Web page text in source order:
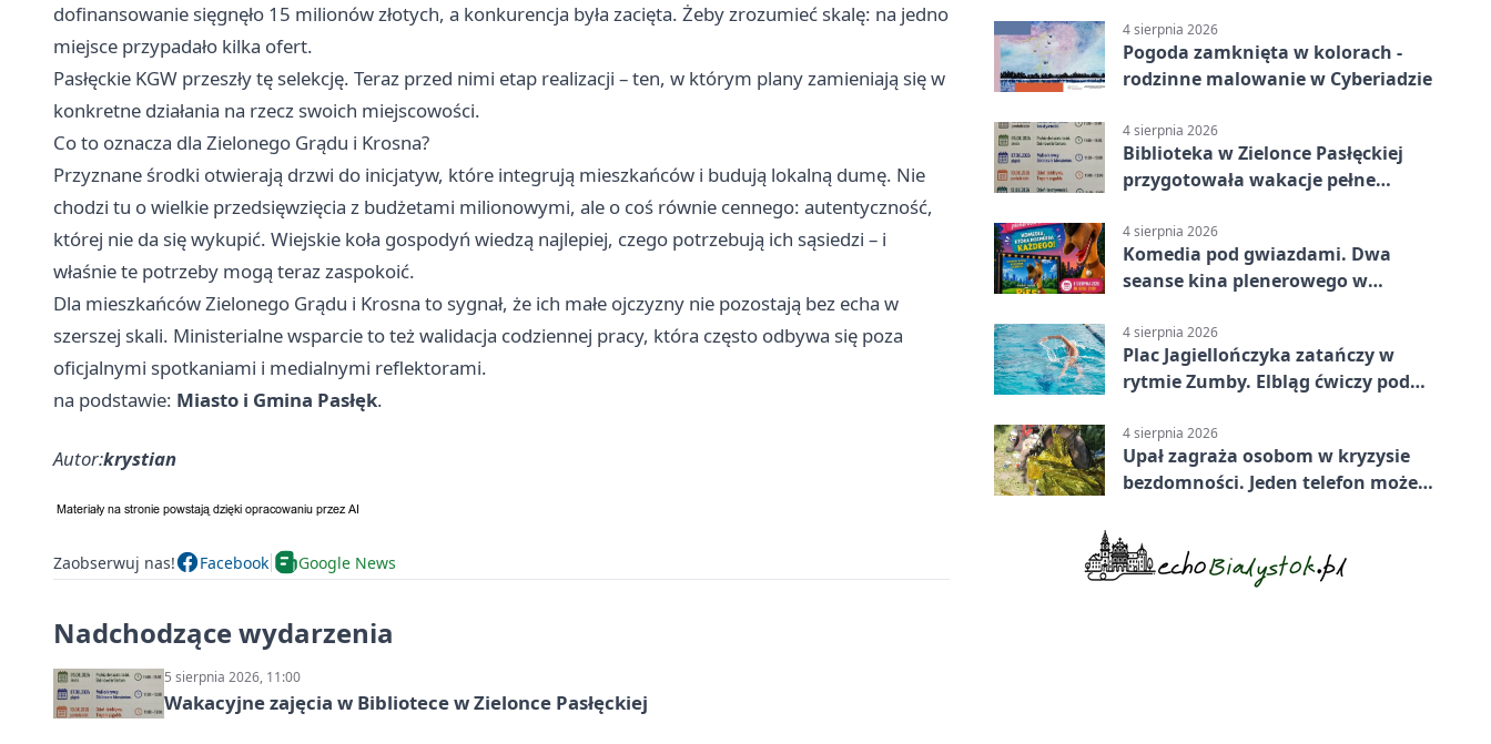
dofinansowanie sięgnęło 15 milionów złotych, a konkurencja była zacięta. Żeby zrozumieć skalę: na jedno
miejsce przypadało kilka ofert.
Pasłęckie KGW przeszły tę selekcję. Teraz przed nimi etap realizacji – ten, w którym plany zamieniają się w
konkretne działania na rzecz swoich miejscowości.
Co to oznacza dla Zielonego Grądu i Krosna?
Przyznane środki otwierają drzwi do inicjatyw, które integrują mieszkańców i budują lokalną dumę. Nie
chodzi tu o wielkie przedsięwzięcia z budżetami milionowymi, ale o coś równie cennego: autentyczność,
której nie da się wykupić. Wiejskie koła gospodyń wiedzą najlepiej, czego potrzebują ich sąsiedzi – i
właśnie te potrzeby mogą teraz zaspokoić.
Dla mieszkańców Zielonego Grądu i Krosna to sygnał, że ich małe ojczyzny nie pozostają bez echa w
szerszej skali. Ministerialne wsparcie to też walidacja codziennej pracy, która często odbywa się poza
oficjalnymi spotkaniami i medialnymi reflektorami.
na podstawie: Miasto i Gmina Pasłęk.
Autor:krystian
Zaobserwuj nas! Facebook Google News
Nadchodzące wydarzenia
5 sierpnia 2026, 11:00
Wakacyjne zajęcia w Bibliotece w Zielonce Pasłęckiej
4 sierpnia 2026
Pogoda zamknięta w kolorach -
rodzinne malowanie w Cyberiadzie
4 sierpnia 2026
Biblioteka w Zielonce Pasłęckiej
przygotowała wakacje pełne
4 sierpnia 2026
Komedia pod gwiazdami. Dwa
seanse kina plenerowego w
4 sierpnia 2026
Plac Jagiellończyka zatańczy w
rytmie Zumby. Elbląg ćwiczy pod
4 sierpnia 2026
Upał zagraża osobom w kryzysie
bezdomności. Jeden telefon może